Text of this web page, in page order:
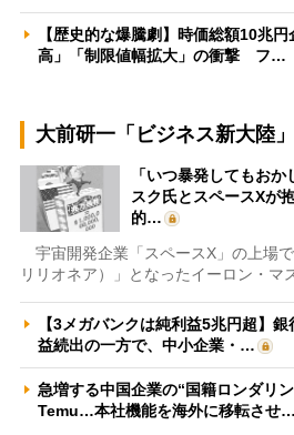
【歴史的な爆騰劇】時価総額10兆
高」「制限値幅拡大」の衝撃 フ…
大前研一「ビジネス新大陸
「いつ暴発してもお
スク氏とスペースXが
的…
宇宙開発企業「スペースX」の上場
リリオネア）」となったイーロン・マ
【3メガバンクは純利益5兆円超】
益続出の一方で、中小企業・…
急増する中国企業の“国籍ロンダリ
Temu…本社機能を海外に移転させ…